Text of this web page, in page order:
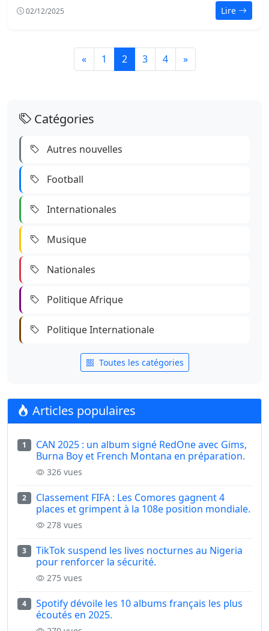
02/12/2025 Lire
« 1 2(page actuelle)
3 4 »
Catégories
Autres nouvelles
Football
Internationales
Musique
Nationales
Politique Afrique
Politique Internationale
Toutes les catégories
Articles populaires
1
CAN 2025 : un album signé RedOne avec Gims,
Burna Boy et French Montana en préparation.
326 vues
2
Classement FIFA : Les Comores gagnent 4
places et grimpent à la 108e position mondiale.
278 vues
3
TikTok suspend les lives nocturnes au Nigeria
pour renforcer la sécurité.
275 vues
4
Spotify dévoile les 10 albums français les plus
écoutés en 2025.